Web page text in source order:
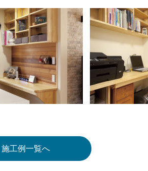
施工例一覧へ